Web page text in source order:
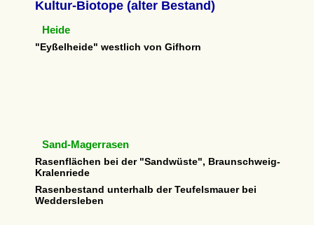
Kultur-Biotope (alter Bestand)
Heide
"Eyßelheide" westlich von Gifhorn
Sand-Magerrasen
Rasenflächen bei der "Sandwüste", Braunschweig-
Kralenriede
Rasenbestand unterhalb der Teufelsmauer bei
Weddersleben